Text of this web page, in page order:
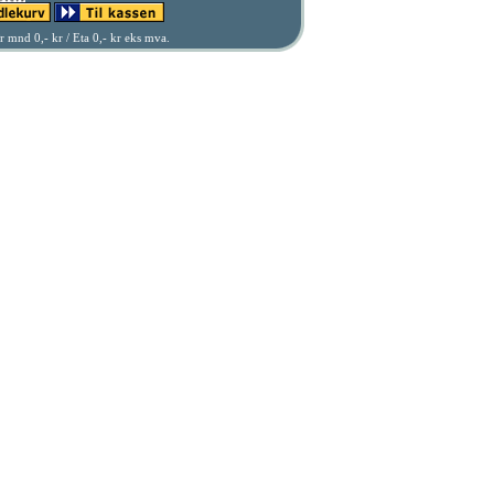
0,- kr / Eta 0,- kr eks mva.